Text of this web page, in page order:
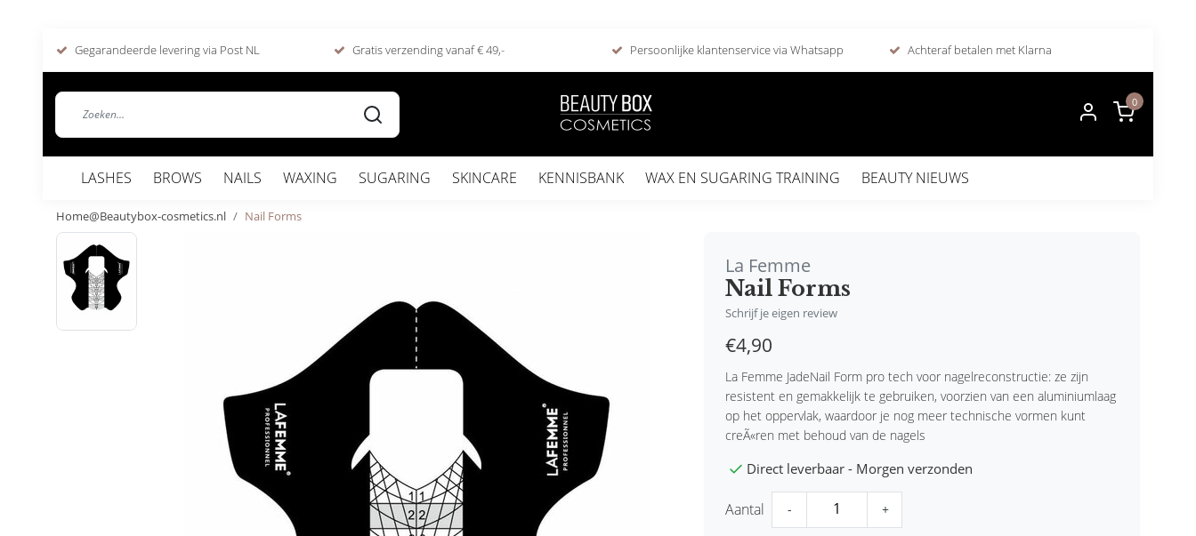
Gegarandeerde levering via Post NL Gratis verzending vanaf € 49,- Persoonlijke klantenservice via Whatsapp Achteraf betalen met Klarna
0
LASHES BROWS NAILS WAXING SUGARING SKINCARE KENNISBANK WAX EN SUGARING TRAINING BEAUTY NIEUWS
Home@Beautybox-cosmetics.nl Nail Forms
La Femme
Nail Forms
Schrijf je eigen review
€4,90
La Femme JadeNail Form pro tech voor nagelreconstructie: ze zijn
resistent en gemakkelijk te gebruiken, voorzien van een aluminiumlaag
op het oppervlak, waardoor je nog meer technische vormen kunt
creÃ«ren met behoud van de nagels
Direct leverbaar - Morgen verzonden
Aantal - +